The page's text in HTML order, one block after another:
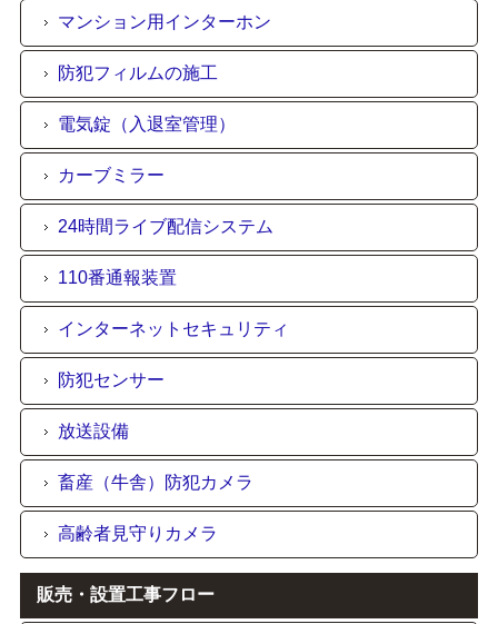
マンション用インターホン
防犯フィルムの施工
電気錠（入退室管理）
カーブミラー
24時間ライブ配信システム
110番通報装置
インターネットセキュリティ
防犯センサー
放送設備
畜産（牛舎）防犯カメラ
高齢者見守りカメラ
販売・設置工事フロー